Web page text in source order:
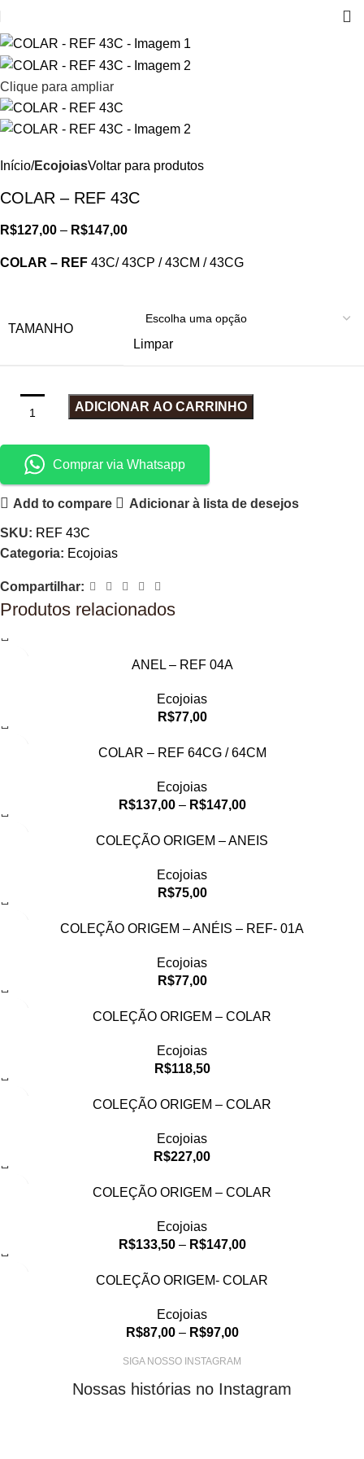
Clique para ampliar
Início EcojoiasVoltar para produtos
COLAR – REF 43C
R$127,00 – R$147,00
COLAR – REF 43C/ 43CP / 43CM / 43CG
TAMANHO
Limpar
ADICIONAR AO CARRINHO
Comprar via Whatsapp
Add to compare Adicionar à lista de desejos
SKU: REF 43C
Categoria: Ecojoias
Compartilhar:
Produtos relacionados
ANEL – REF 04A
Ecojoias
R$77,00
COLAR – REF 64CG / 64CM
Ecojoias
R$137,00 – R$147,00
COLEÇÃO ORIGEM – ANEIS
Ecojoias
R$75,00
COLEÇÃO ORIGEM – ANÉIS – REF- 01A
Ecojoias
R$77,00
COLEÇÃO ORIGEM – COLAR
Ecojoias
R$118,50
COLEÇÃO ORIGEM – COLAR
Ecojoias
R$227,00
COLEÇÃO ORIGEM – COLAR
Ecojoias
R$133,50 – R$147,00
COLEÇÃO ORIGEM- COLAR
Ecojoias
R$87,00 – R$97,00
SIGA NOSSO INSTAGRAM
Nossas histórias no Instagram